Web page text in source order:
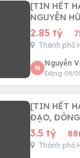
[TIN HẾT HẠN] CẦN
NGUYỄN
2.85 tỷ ·
Thành phố
N
Nguyễn
Đăng 09/
[TIN HẾT
ĐẠO,
3.5 tỷ ·
Thành phố